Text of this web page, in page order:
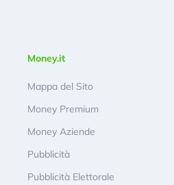
Money.it
Mappa del Sito
Money Premium
Money Aziende
Pubblicità
Pubblicità Elettorale